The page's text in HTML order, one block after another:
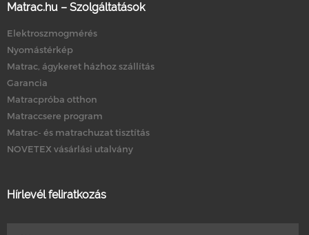
Matrac.hu – Szolgáltatások
Elektroszmogmérés
Nyomástérkép
Matrac, ágykeret házhoz szállítás
Garancia
Matracpróba otthon
Matraccsere program
Matrac- és matrachuzat tisztítás
NOVETEX vásárlási utalvány
Hírlevél feliratkozás